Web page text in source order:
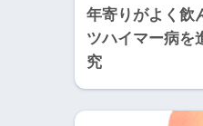
年寄りがよく飲
ツハイマー病
究